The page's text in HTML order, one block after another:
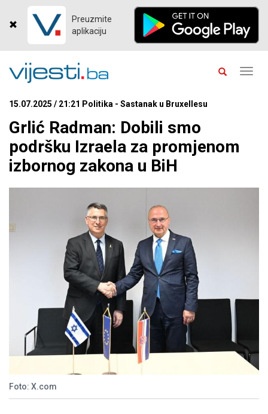
Preuzmite
aplikaciju
15.07.2025 / 21:21 Politika - Sastanak u Bruxellesu
Grlić Radman: Dobili smo
podršku Izraela za promjenom
izbornog zakona u BiH
Foto: X.com